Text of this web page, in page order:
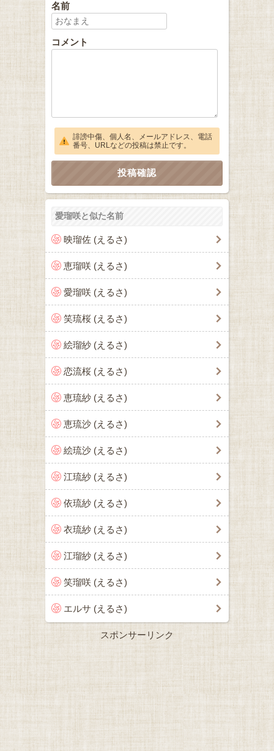
名前
コメント
誹謗中傷、個人名、メールアドレス、電話
番号、URLなどの投稿は禁止です。
愛瑠咲と似た名前
映瑠佐 (えるさ)
恵瑠咲 (えるさ)
愛瑠咲 (えるさ)
笑琉桜 (えるさ)
絵瑠紗 (えるさ)
恋流桜 (えるさ)
恵琉紗 (えるさ)
恵琉沙 (えるさ)
絵琉沙 (えるさ)
江琉紗 (えるさ)
依琉紗 (えるさ)
衣琉紗 (えるさ)
江瑠紗 (えるさ)
笑瑠咲 (えるさ)
エルサ (えるさ)
スポンサーリンク